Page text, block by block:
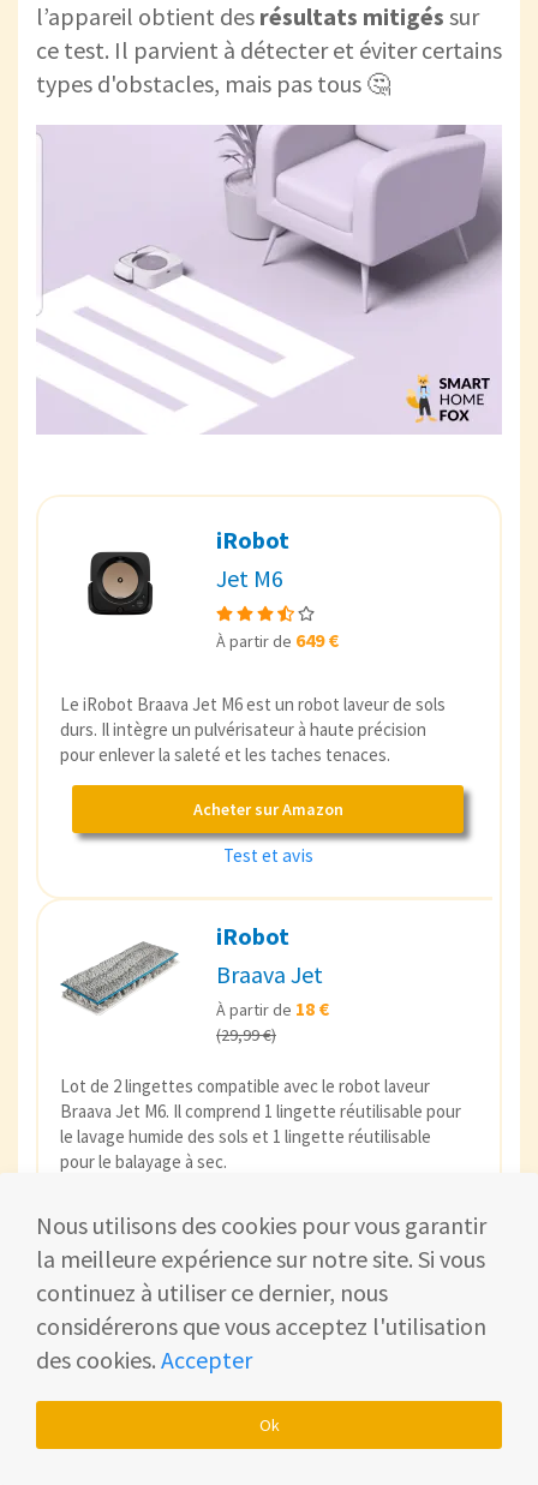
l’appareil obtient des résultats mitigés sur
ce test. Il parvient à détecter et éviter certains
types d'obstacles, mais pas tous 🤔
iRobot
Jet M6
À partir de 649 €
Le iRobot Braava Jet M6 est un robot laveur de sols
durs. Il intègre un pulvérisateur à haute précision
pour enlever la saleté et les taches tenaces.
Acheter sur Amazon
Test et avis
iRobot
Braava Jet
À partir de 18 €
(29,99 €)
Lot de 2 lingettes compatible avec le robot laveur
Braava Jet M6. Il comprend 1 lingette réutilisable pour
le lavage humide des sols et 1 lingette réutilisable
pour le balayage à sec.
Le contrôle du robot nettoyeur iRobot
Braava Jet M6
Nous utilisons des cookies pour vous garantir
la meilleure expérience sur notre site. Si vous
continuez à utiliser ce dernier, nous
considérerons que vous acceptez l'utilisation
des cookies. Accepter
Ok